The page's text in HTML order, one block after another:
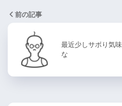
前の記事
最近少しサボり気
な